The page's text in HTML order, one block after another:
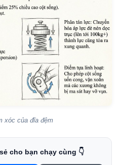
xóc của đĩa đệm
cho bạn chạy cùng 👇